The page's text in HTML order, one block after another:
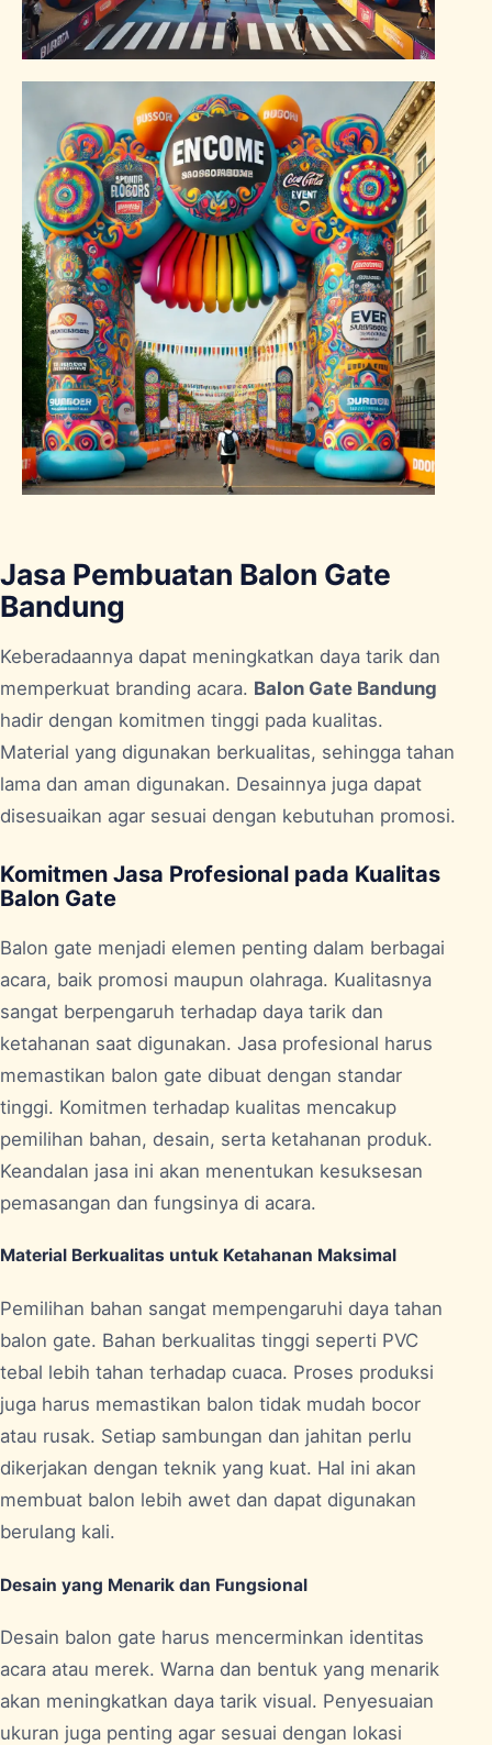
Jasa Pembuatan Balon Gate
Bandung
Keberadaannya dapat meningkatkan daya tarik dan
memperkuat branding acara. Balon Gate Bandung
hadir dengan komitmen tinggi pada kualitas.
Material yang digunakan berkualitas, sehingga tahan
lama dan aman digunakan. Desainnya juga dapat
disesuaikan agar sesuai dengan kebutuhan promosi.
Komitmen Jasa Profesional pada Kualitas
Balon Gate
Balon gate menjadi elemen penting dalam berbagai
acara, baik promosi maupun olahraga. Kualitasnya
sangat berpengaruh terhadap daya tarik dan
ketahanan saat digunakan. Jasa profesional harus
memastikan balon gate dibuat dengan standar
tinggi. Komitmen terhadap kualitas mencakup
pemilihan bahan, desain, serta ketahanan produk.
Keandalan jasa ini akan menentukan kesuksesan
pemasangan dan fungsinya di acara.
Material Berkualitas untuk Ketahanan Maksimal
Pemilihan bahan sangat mempengaruhi daya tahan
balon gate. Bahan berkualitas tinggi seperti PVC
tebal lebih tahan terhadap cuaca. Proses produksi
juga harus memastikan balon tidak mudah bocor
atau rusak. Setiap sambungan dan jahitan perlu
dikerjakan dengan teknik yang kuat. Hal ini akan
membuat balon lebih awet dan dapat digunakan
berulang kali.
Desain yang Menarik dan Fungsional
Desain balon gate harus mencerminkan identitas
acara atau merek. Warna dan bentuk yang menarik
akan meningkatkan daya tarik visual. Penyesuaian
ukuran juga penting agar sesuai dengan lokasi